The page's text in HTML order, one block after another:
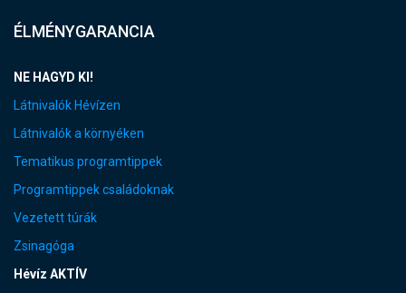
ÉLMÉNYGARANCIA
NE HAGYD KI!
Látnivalók Hévízen
Látnivalók a környéken
Tematikus programtippek
Programtippek családoknak
Vezetett túrák
Zsinagóga
Hévíz AKTÍV